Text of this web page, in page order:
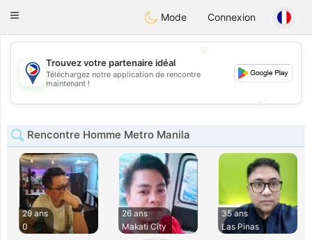
PhilippinesChat
Toggle
Mode Connexion
💖
💕
Trouvez votre partenaire idéal
Téléchargez notre application de rencontre
maintenant !
Rencontre Homme Metro Manila
29 ans
0
26 ans
Makati City
35 ans
Las Pinas